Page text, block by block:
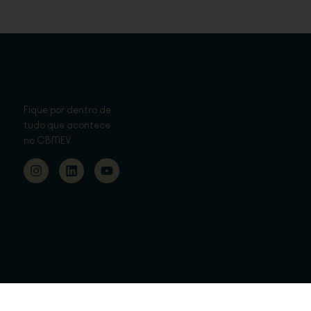
Fique por dentro de
tudo que acontece
no CBMEV